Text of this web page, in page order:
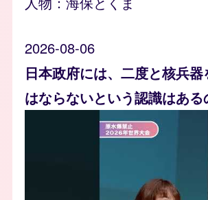
2026-08-06
日本政府には、二度と核兵
はならないという認識はある